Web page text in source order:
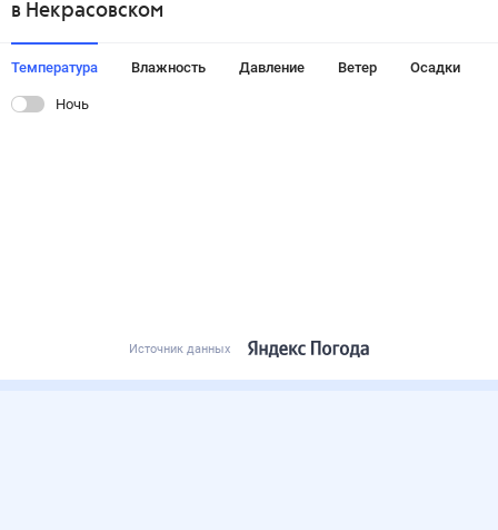
в Некрасовском
Температура Влажность Давление Ветер Осадки
Ночь
Источник данных